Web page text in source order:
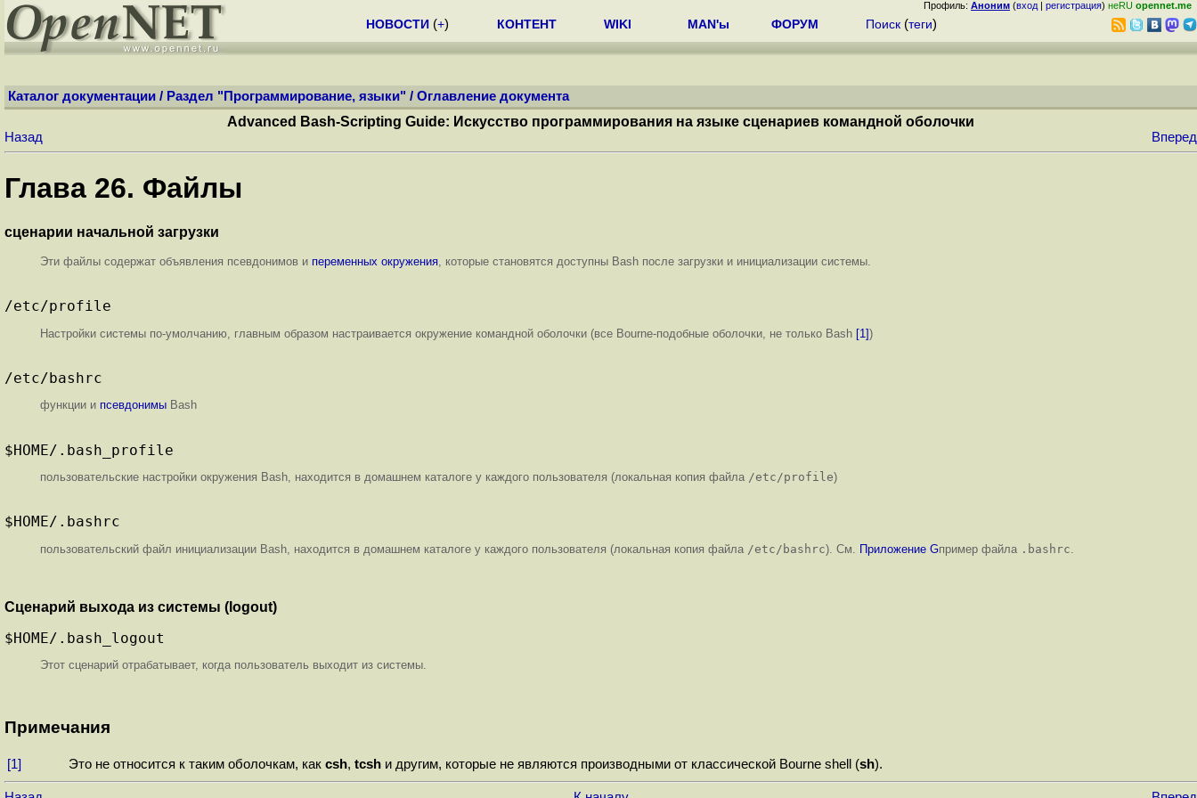
Профиль: Аноним (вход | регистрация) неRU opennet.me
НОВОСТИ (+) КОНТЕНТ WIKI MAN'ы ФОРУМ Поиск (теги)
Каталог документации / Раздел "Программирование, языки" / Оглавление документа
Advanced Bash-Scripting Guide: Искусство программирования на языке сценариев командной оболочки
Назад Вперед
Глава 26. Файлы
сценарии начальной загрузки
Эти файлы содержат объявления псевдонимов и переменных окружения , которые становятся доступны Bash после загрузки и инициализации системы.
/etc/profile
Настройки системы по-умолчанию, главным образом настраивается окружение командной оболочки (все Bourne-подобные оболочки, не только Bash [1])
/etc/bashrc
функции и псевдонимы Bash
$HOME/.bash_profile
пользовательские настройки окружения Bash, находится в домашнем каталоге у каждого пользователя (локальная копия файла /etc/profile)
$HOME/.bashrc
пользовательский файл инициализации Bash, находится в домашнем каталоге у каждого пользователя (локальная копия файла /etc/bashrc). См. Приложение Gпример файла .bashrc
Сценарий выхода из системы (logout)
$HOME/.bash_logout
Этот сценарий отрабатывает, когда пользователь выходит из системы.
Примечания
[1] Это не относится к таким оболочкам, как csh, tcsh и другим, которые не являются производными от классической Bourne shell (sh).